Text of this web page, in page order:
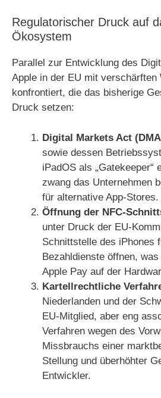
Regulatorischer Druck auf
Ökosystem
Parallel zur Entwicklung des
Apple in der EU mit verschärften
konfrontiert, die das bisherige
Druck setzen:
Digital Markets Act
sowie dessen
iPadOS als „Gatekeeper“
zwang das Unternehmen
für alternative App-Stores.
Öffnung der NFC-
unter Druck der EU-
Schnittstelle des iPhones
Bezahldienste öffnen,
Apple Pay auf der
Kartellrechtliche
Niederlanden und der
EU-Mitglied, aber eng
Verfahren wegen des
Missbrauchs einer
Stellung und überhöhter
Entwickler.